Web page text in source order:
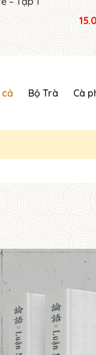
Bộ Trà Cà